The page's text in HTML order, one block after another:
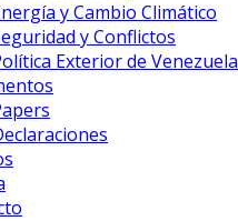
y Cambio Climático
y Conflictos
Exterior de Venezuela